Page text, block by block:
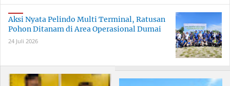
Aksi Nyata Pelindo Multi Terminal, Ratusan
Pohon Ditanam di Area Operasional Dumai
24 Juli 2026